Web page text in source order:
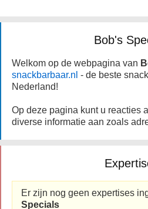
Bob's
Welkom op de webpagina van
snackbarbaar.nl - de beste
Nederland!
Op deze pagina kunt u reacties
diverse informatie aan zoals
Er zijn nog geen expertises
Specials